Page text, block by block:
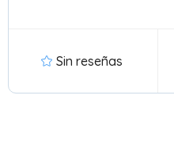
Sin reseñas